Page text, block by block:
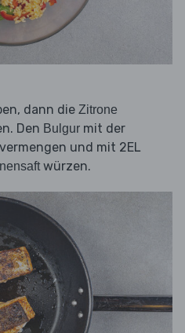
dann die Zitrone
Den Bulgur mit der
vermengen und mit 2EL
würzen.